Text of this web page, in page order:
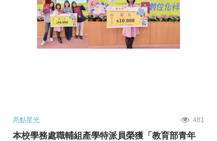
亮點星光 481
本校學務處職輔組產學特派員榮獲「教育部青年